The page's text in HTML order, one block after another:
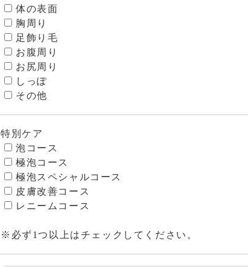
体の表面
胸周り
足飾り毛
お腹周り
お尻周り
しっぽ
その他
特別ケア
泡コース
極泡コース
極泡スペシャルコース
皮膚改善コース
レニームコース
※必ず1つ以上はチェックしてください。